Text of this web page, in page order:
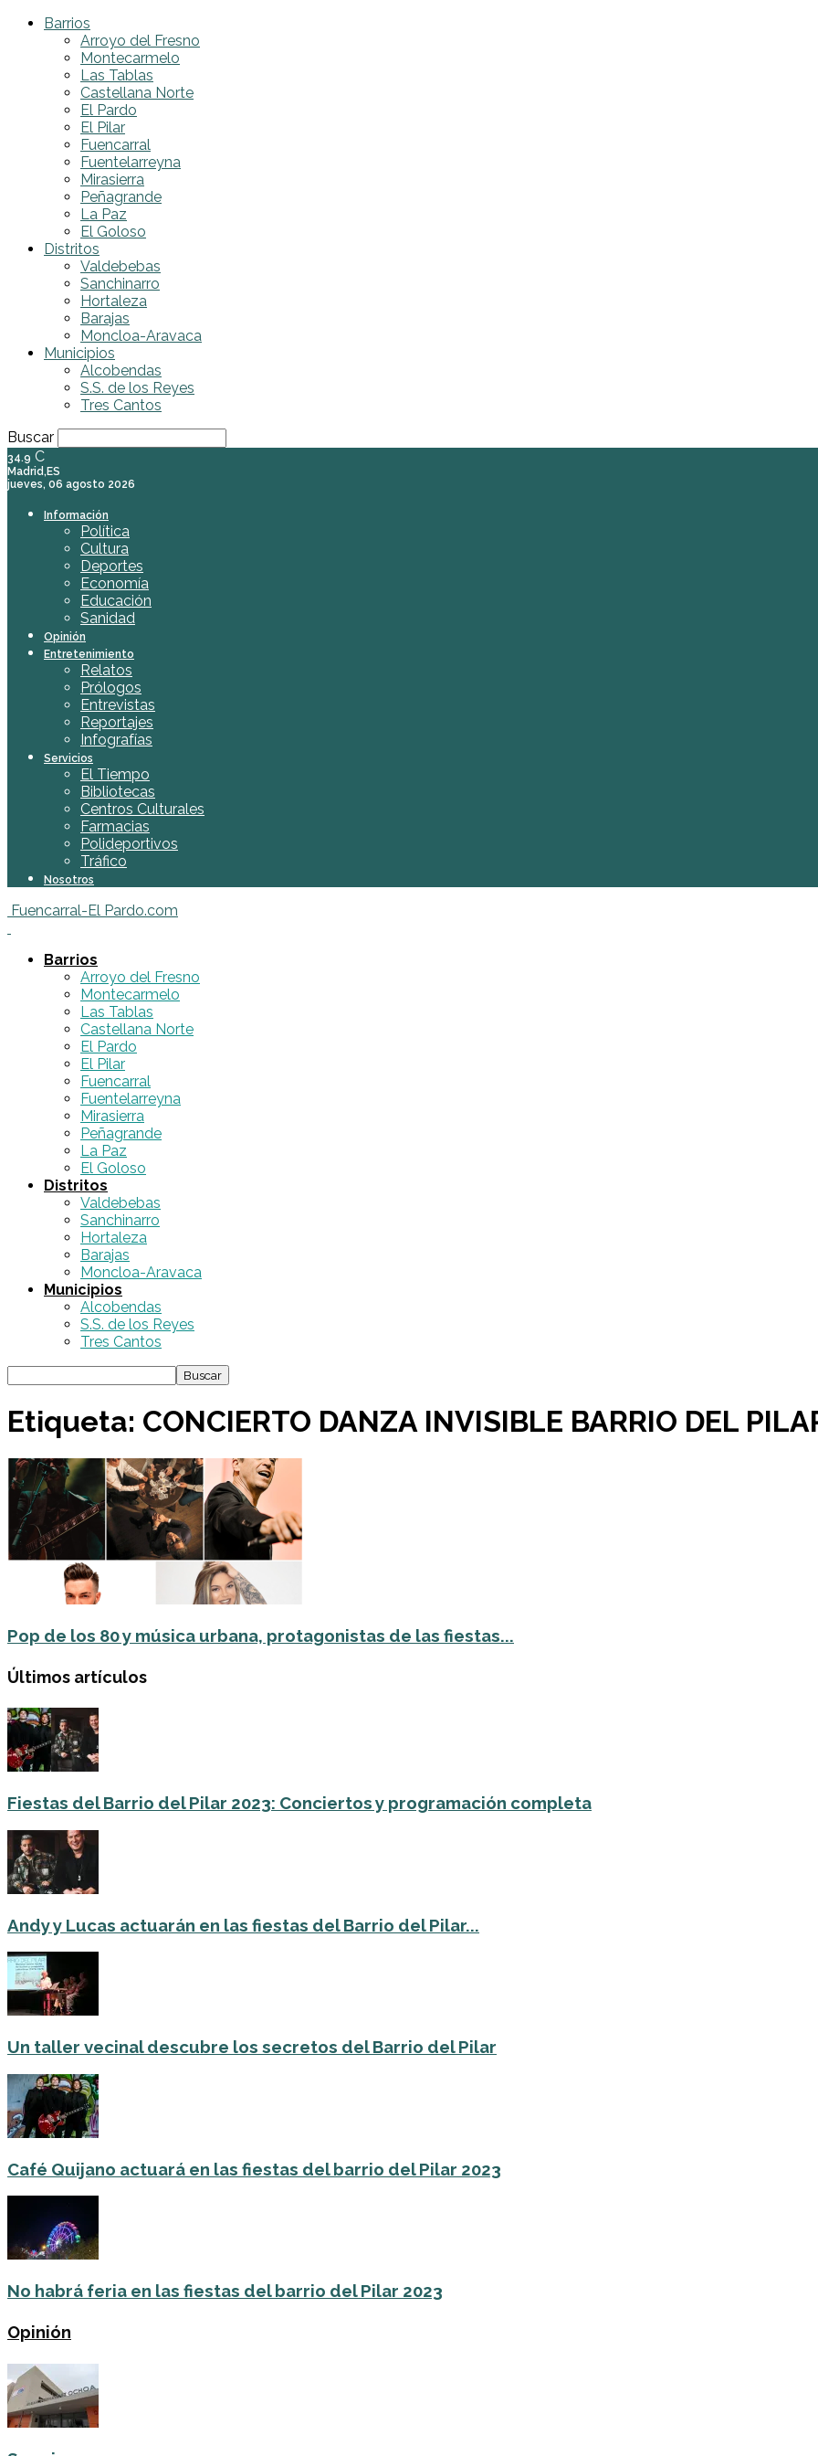
Barrios
Arroyo del Fresno
Montecarmelo
Las Tablas
Castellana Norte
El Pardo
El Pilar
Fuencarral
Fuentelarreyna
Mirasierra
Peñagrande
La Paz
El Goloso
Distritos
Valdebebas
Sanchinarro
Hortaleza
Barajas
Moncloa-Aravaca
Municipios
Alcobendas
S.S. de los Reyes
Tres Cantos
Buscar
34.9 C
Madrid,ES
jueves, 06 agosto 2026
Información
Política
Cultura
Deportes
Economía
Educación
Sanidad
Opinión
Entretenimiento
Relatos
Prólogos
Entrevistas
Reportajes
Infografías
Servicios
El Tiempo
Bibliotecas
Centros Culturales
Farmacias
Polideportivos
Tráfico
Nosotros
Fuencarral-El Pardo.com
Barrios
Arroyo del Fresno
Montecarmelo
Las Tablas
Castellana Norte
El Pardo
El Pilar
Fuencarral
Fuentelarreyna
Mirasierra
Peñagrande
La Paz
El Goloso
Distritos
Valdebebas
Sanchinarro
Hortaleza
Barajas
Moncloa-Aravaca
Municipios
Alcobendas
S.S. de los Reyes
Tres Cantos
Etiqueta: CONCIERTO DANZA INVISIBLE BARRIO DEL
Pop de los 80 y música urbana, protagonistas de las fiestas...
Últimos artículos
Fiestas del Barrio del Pilar 2023: Conciertos y programación completa
Andy y Lucas actuarán en las fiestas del Barrio del Pilar...
Un taller vecinal descubre los secretos del Barrio del Pilar
Café Quijano actuará en las fiestas del barrio del Pilar 2023
No habrá feria en las fiestas del barrio del Pilar 2023
Opinión